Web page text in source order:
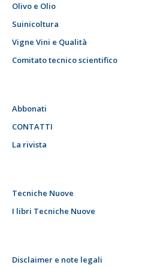
Olivo e Olio
Suinicoltura
Vigne Vini e Qualità
Comitato tecnico scientifico
Abbonati
CONTATTI
La rivista
Tecniche Nuove
I libri Tecniche Nuove
Disclaimer e note legali